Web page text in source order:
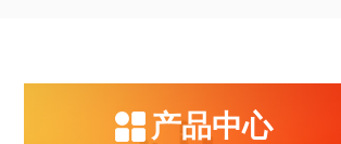
产品中心